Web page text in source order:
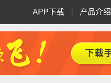
APP下载 产品介绍